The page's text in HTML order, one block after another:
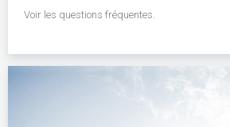
Voir les questions fréquentes.